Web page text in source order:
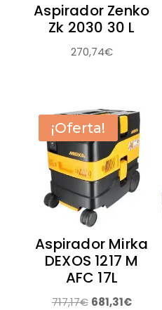
Aspirador Zenko
Zk 2030 30 L
270,74€
¡Oferta!
Aspirador Mirka
DEXOS 1217 M
AFC 17L
717,17€ El
681,31€El